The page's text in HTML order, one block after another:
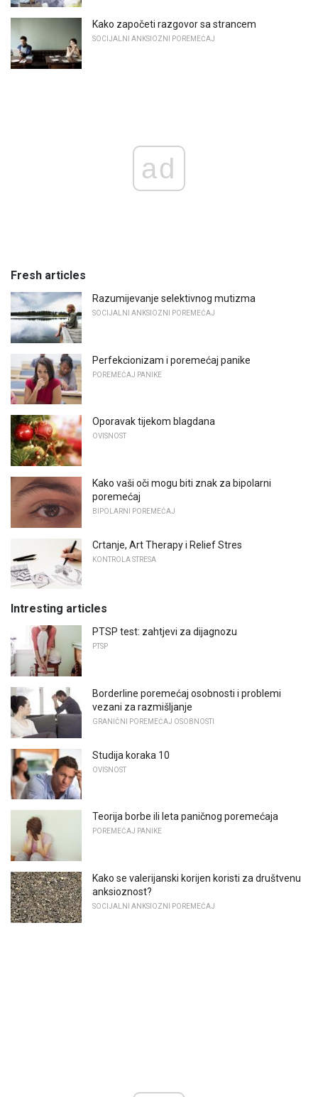
Kako započeti razgovor sa strancem
SOCIJALNI ANKSIOZNI POREMEĆAJ
ad
Fresh articles
Razumijevanje selektivnog mutizma
SOCIJALNI ANKSIOZNI POREMEĆAJ
Perfekcionizam i poremećaj panike
POREMEĆAJ PANIKE
Oporavak tijekom blagdana
OVISNOST
Kako vaši oči mogu biti znak za bipolarni
poremećaj
BIPOLARNI POREMEĆAJ
Crtanje, Art Therapy i Relief Stres
KONTROLA STRESA
Intresting articles
PTSP test: zahtjevi za dijagnozu
PTSP
Borderline poremećaj osobnosti i problemi
vezani za razmišljanje
GRANIČNI POREMEĆAJ OSOBNOSTI
Studija koraka 10
OVISNOST
Teorija borbe ili leta paničnog poremećaja
POREMEĆAJ PANIKE
Kako se valerijanski korijen koristi za društvenu
anksioznost?
SOCIJALNI ANKSIOZNI POREMEĆAJ